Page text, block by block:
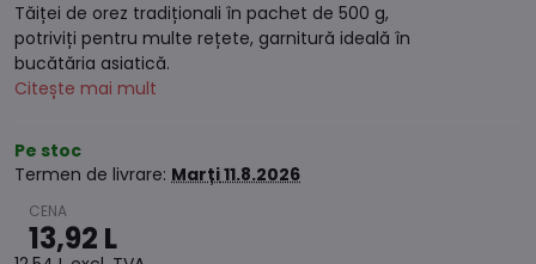
Tăiței de orez tradiționali în pachet de 500 g,
potriviți pentru multe rețete, garnitură ideală în
bucătăria asiatică.
Citește mai mult
Pe stoc
Termen de livrare: Marți11.8.2026
13,92 L